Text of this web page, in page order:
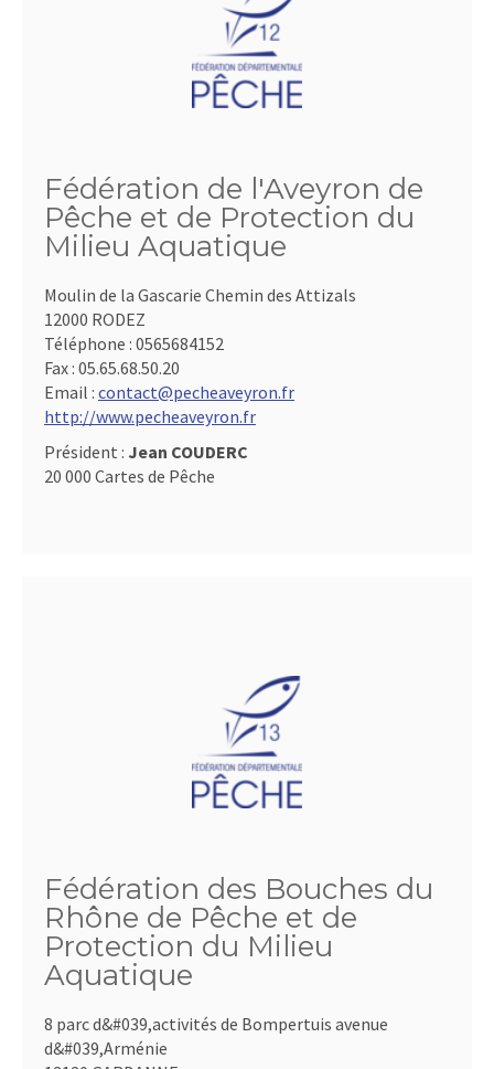
Fédération de l'Aveyron de
Pêche et de Protection du
Milieu Aquatique
Moulin de la Gascarie Chemin des Attizals
12000 RODEZ
Téléphone : 0565684152
Fax : 05.65.68.50.20
Email : contact@pecheaveyron.fr
http://www.pecheaveyron.fr
Président : Jean COUDERC
20 000 Cartes de Pêche
Fédération des Bouches du
Rhône de Pêche et de
Protection du Milieu
Aquatique
8 parc d&#039,activités de Bompertuis avenue
d&#039,Arménie